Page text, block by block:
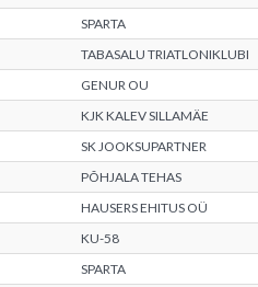
SPARTA
TABASALU TRIATLONIKLUBI
GENUR OU
KJK KALEV SILLAMÄE
SK JOOKSUPARTNER
PÕHJALA TEHAS
HAUSERS EHITUS OÜ
KU-58
SPARTA